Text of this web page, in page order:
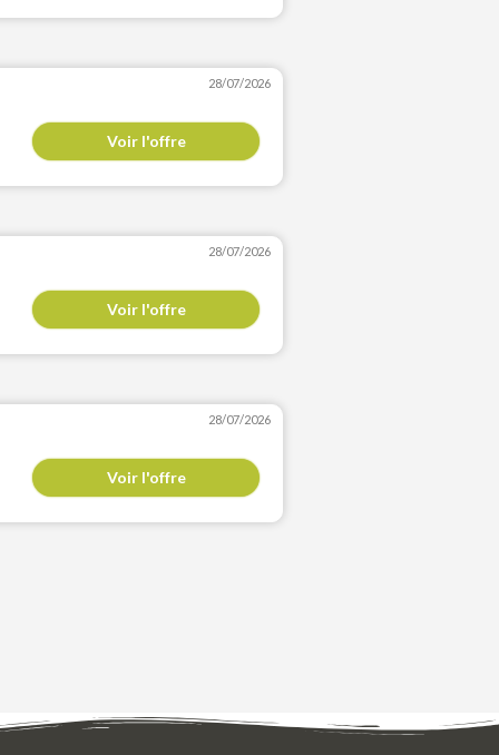
28/07/2026
Voir l'offre
28/07/2026
Voir l'offre
28/07/2026
Voir l'offre